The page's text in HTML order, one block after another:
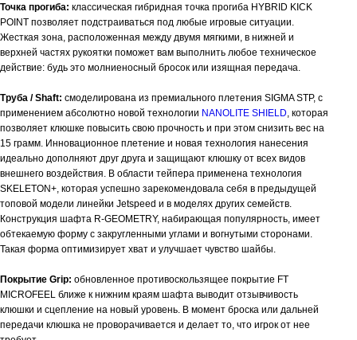
Точка прогиба: классическая гибридная точка прогиба HYBRID KICK
POINT позволяет подстраиваться под любые игровые ситуации.
Жесткая зона, расположенная между двумя мягкими, в нижней и
верхней частях рукоятки поможет вам выполнить любое техническое
действие: будь это молниеносный бросок или изящная передача.
Труба / Shaft: смоделирована из премиального плетения SIGMA STP, с
применением абсолютно новой технологии NANOLITE SHIELD, которая
позволяет клюшке повысить свою прочность и при этом снизить вес на
15 грамм. Инновационное плетение и новая технология нанесения
идеально дополняют друг друга и защищают клюшку от всех видов
внешнего воздействия. В области тейпера применена технология
SKELETON+, которая успешно зарекомендовала себя в предыдущей
топовой модели линейки Jetspeed и в моделях других семейств.
Конструкция шафта R-GEOMETRY, набирающая популярность, имеет
обтекаемую форму с закругленными углами и вогнутыми сторонами.
Такая форма оптимизирует хват и улучшает чувство шайбы.
Покрытие Grip: обновленное противоскользящее покрытие FT
MICROFEEL ближе к нижним краям шафта выводит отзывчивость
клюшки и сцепление на новый уровень. В момент броска или дальней
передачи клюшка не проворачивается и делает то, что игрок от нее